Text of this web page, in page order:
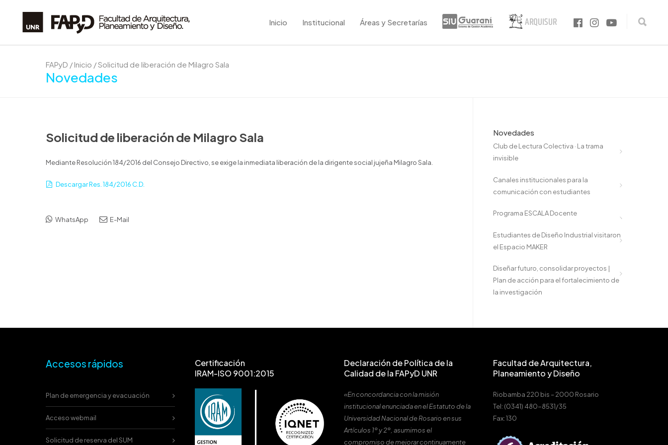
Inicio Institucional Áreas y Secretarías
FAPyD / Inicio /Solicitud de liberación de Milagro Sala
Novedades
Solicitud de liberación de Milagro Sala
Mediante Resolución 184/2016 del Consejo Directivo, se exige la inmediata liberación de la dirigente social jujeña Milagro Sala.
Descargar Res. 184/2016 C.D.
WhatsApp E-Mail
Novedades
Club de Lectura Colectiva · La trama
invisible
Canales institucionales para la
comunicación con estudiantes
Programa ESCALA Docente
Estudiantes de Diseño Industrial visitaron
el Espacio MAKER
Diseñar futuro, consolidar proyectos |
Plan de acción para el fortalecimiento de
la investigación
Accesos rápidos
Plan de emergencia y evacuación
Acceso webmail
Solicitud de reserva del SUM
Certificación
IRAM-ISO 9001:2015
Declaración de Política de la
Calidad de la FAPyD UNR
«En concordancia con la misión
institucional enunciada en el Estatuto de la
Universidad Nacional de Rosario en sus
Artículos 1º y 2º, asumimos el
compromiso de mejorar continuamente
Facultad de Arquitectura,
Planeamiento y Diseño
Riobamba 220 bis – 2000 Rosario
Tel: (0341) 480-8531/35
Fax: 130